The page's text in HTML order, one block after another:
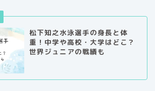
松下知之水泳選手の身長と体
重！中学や高校・大学はどこ？
世界ジュニアの戦績も